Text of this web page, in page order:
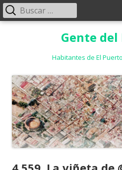
Gente
Habitantes de El
Menú
Buscar: